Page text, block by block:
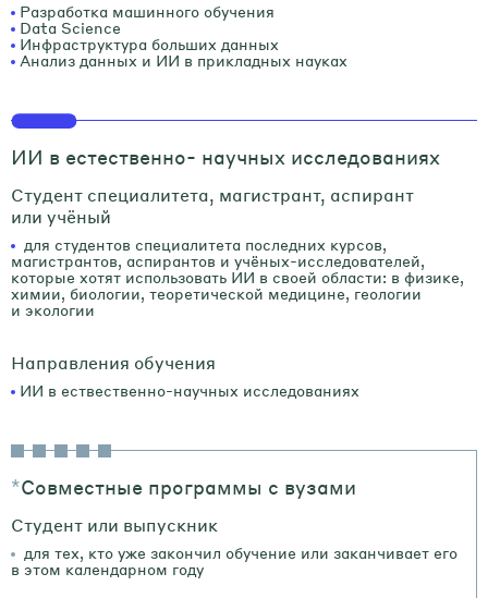
Разработка машинного обучения
Data Science
Инфраструктура больших данных
Анализ данных и ИИ в прикладных науках
ИИ в естественно- научных исследованиях
Студент специалитета, магистрант, аспирант
или учёный
для студентов специалитета последних курсов,
магистрантов, аспирантов и учёных-исследователей,
которые хотят использовать ИИ в своей области: в физике,
химии, биологии, теоретической медицине, геологии
и экологии
Направления обучения
ИИ в ествественно-научных исследованиях
*Совместные программы с вузами
Студент или выпускник
для тех, кто уже закончил обучение или заканчивает его
в этом календарном году